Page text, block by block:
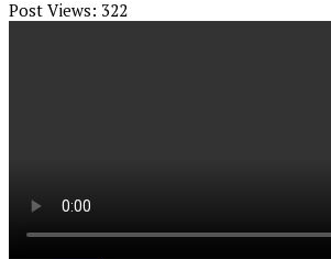
Post Views: 322